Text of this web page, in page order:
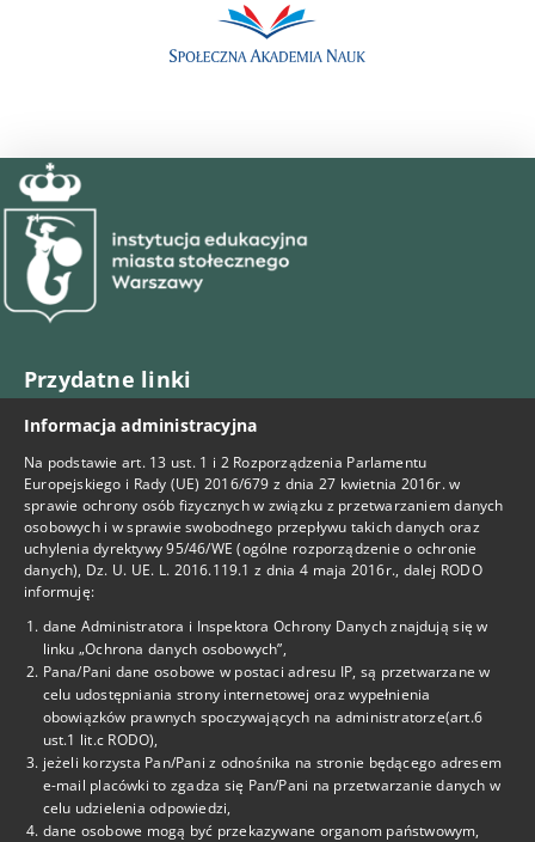
Przydatne linki
BIP
Facebook
Deklaracja Dostępności
tel. 22-825-69-15
tel. 22-825-69-29
tel. 725-460-302
cku1@eduwarszawa.pl
Informacja administracyjna
Na podstawie art. 13 ust. 1 i 2 Rozporządzenia Parlamentu
Europejskiego i Rady (UE) 2016/679 z dnia 27 kwietnia 2016r. w
sprawie ochrony osób fizycznych w związku z przetwarzaniem danych
osobowych i w sprawie swobodnego przepływu takich danych oraz
uchylenia dyrektywy 95/46/WE (ogólne rozporządzenie o ochronie
danych), Dz. U. UE. L. 2016.119.1 z dnia 4 maja 2016r., dalej RODO
informuję:
dane Administratora i Inspektora Ochrony Danych znajdują się w
linku „Ochrona danych osobowych”,
Pana/Pani dane osobowe w postaci adresu IP, są przetwarzane w
celu udostępniania strony internetowej oraz wypełnienia
obowiązków prawnych spoczywających na administratorze(art.6
ust.1 lit.c RODO),
jeżeli korzysta Pan/Pani z odnośnika na stronie będącego adresem
e-mail placówki to zgadza się Pan/Pani na przetwarzanie danych w
celu udzielenia odpowiedzi,
dane osobowe mogą być przekazywane organom państwowym,